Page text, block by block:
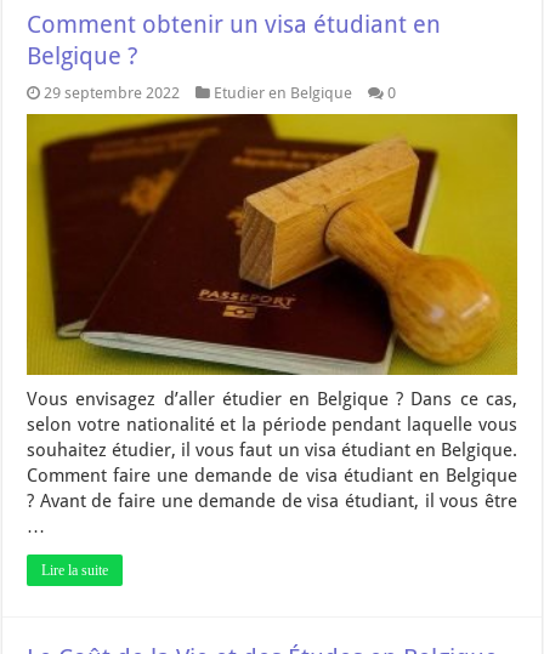
Comment obtenir un visa étudiant en
Belgique ?
29 septembre 2022 Etudier en Belgique 0
Vous envisagez d’aller étudier en Belgique ? Dans ce cas,
selon votre nationalité et la période pendant laquelle vous
souhaitez étudier, il vous faut un visa étudiant en Belgique.
Comment faire une demande de visa étudiant en Belgique
? Avant de faire une demande de visa étudiant, il vous être
…
Lire la suite